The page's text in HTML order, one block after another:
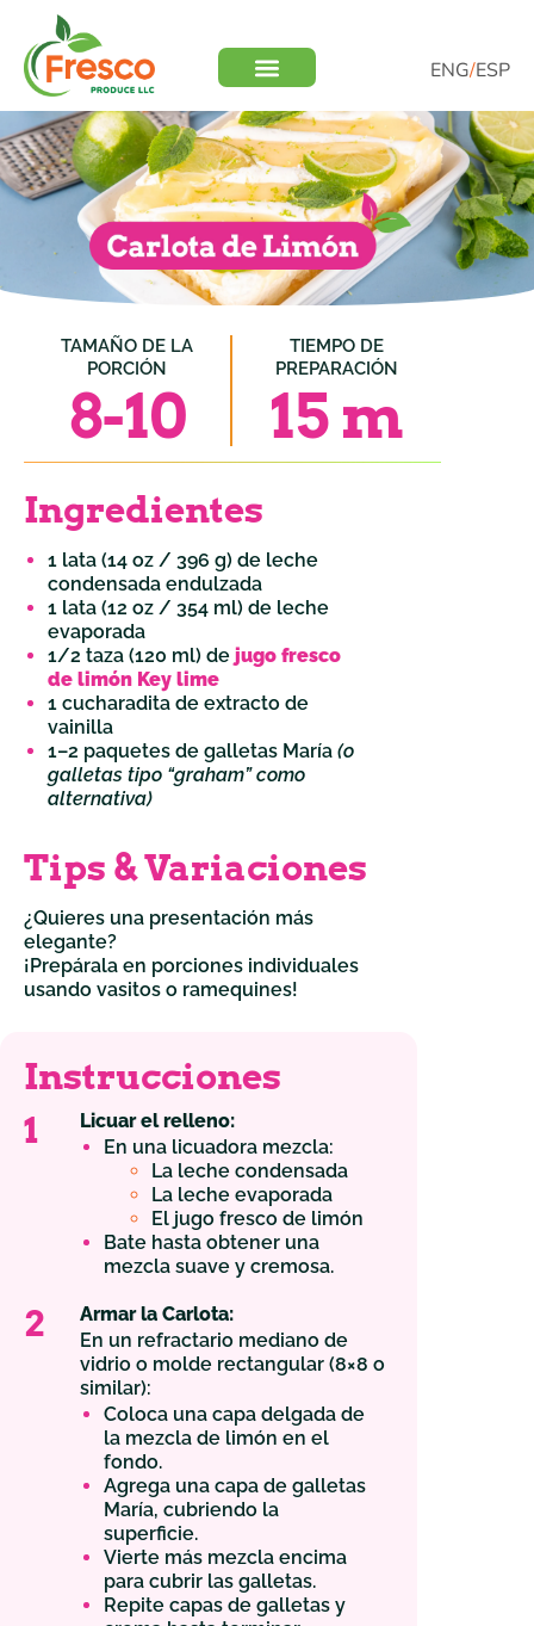
ENG/ESP
TAMAÑO DE LA
PORCIÓN
8-10
TIEMPO DE
PREPARACIÓN
15 m
Ingredientes
1 lata (14 oz / 396 g) de leche
condensada endulzada
1 lata (12 oz / 354 ml) de leche
evaporada
1/2 taza (120 ml) de jugo fresco
de limón Key lime
1 cucharadita de extracto de
vainilla
1–2 paquetes de galletas María (o
galletas tipo “graham” como
alternativa)
Tips & Variaciones
¿Quieres una presentación más
elegante?
¡Prepárala en porciones individuales
usando vasitos o ramequines!
Instrucciones
1
Licuar el relleno:
En una licuadora mezcla:
La leche condensada
La leche evaporada
El jugo fresco de limón
Bate hasta obtener una
mezcla suave y cremosa.
2
Armar la Carlota:
En un refractario mediano de
vidrio o molde rectangular (8×8 o
similar):
Coloca una capa delgada de
la mezcla de limón en el
fondo.
Agrega una capa de galletas
María, cubriendo la
superficie.
Vierte más mezcla encima
para cubrir las galletas.
Repite capas de galletas y